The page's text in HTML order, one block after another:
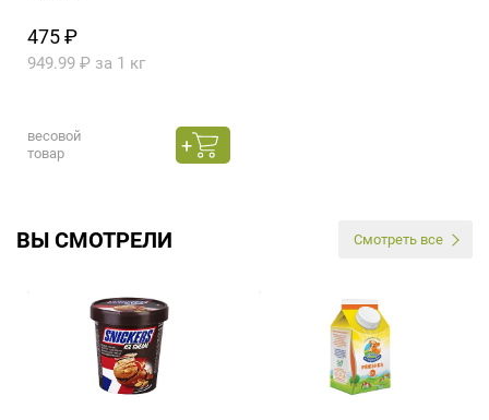
475 ₽
949.99 ₽ за 1 кг
весовой
товар
ВЫ СМОТРЕЛИ Смотреть все